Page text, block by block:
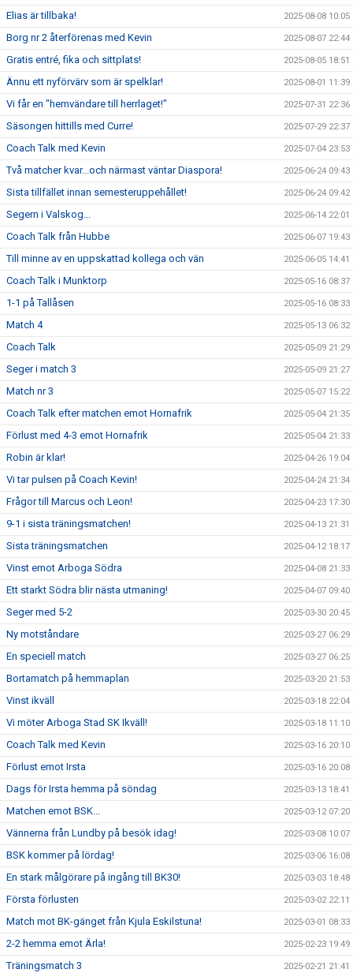
Elias är tillbaka! 2025-08-08 10:05
Borg nr 2 återförenas med Kevin 2025-08-07 22:44
Gratis entré, fika och sittplats! 2025-08-05 18:51
Ännu ett nyförvärv som är spelklar! 2025-08-01 11:39
Vi får en "hemvändare till herrlaget!" 2025-07-31 22:36
Säsongen hittills med Curre! 2025-07-29 22:37
Coach Talk med Kevin 2025-07-04 23:53
Två matcher kvar...och närmast väntar Diaspora! 2025-06-24 09:43
Sista tillfället innan semesteruppehållet! 2025-06-24 09:42
Segern i Valskog... 2025-06-14 22:01
Coach Talk från Hubbe 2025-06-07 19:43
Till minne av en uppskattad kollega och vän 2025-06-05 14:41
Coach Talk i Munktorp 2025-05-16 08:37
1-1 på Tallåsen 2025-05-16 08:33
Match 4 2025-05-13 06:32
Coach Talk 2025-05-09 21:29
Seger i match 3 2025-05-09 21:27
Match nr 3 2025-05-07 15:22
Coach Talk efter matchen emot Hornafrik 2025-05-04 21:35
Förlust med 4-3 emot Hornafrik 2025-05-04 21:33
Robin är klar! 2025-04-26 19:04
Vi tar pulsen på Coach Kevin! 2025-04-24 21:34
Frågor till Marcus och Leon! 2025-04-23 17:30
9-1 i sista träningsmatchen! 2025-04-13 21:31
Sista träningsmatchen 2025-04-12 18:17
Vinst emot Arboga Södra 2025-04-08 21:33
Ett starkt Södra blir nästa utmaning! 2025-04-07 09:40
Seger med 5-2 2025-03-30 20:45
Ny motståndare 2025-03-27 06:29
En speciell match 2025-03-27 06:25
Bortamatch på hemmaplan 2025-03-20 21:53
Vinst ikväll 2025-03-18 22:04
Vi möter Arboga Stad SK Ikväll! 2025-03-18 11:10
Coach Talk med Kevin 2025-03-16 20:10
Förlust emot Irsta 2025-03-16 20:08
Dags för Irsta hemma på söndag 2025-03-13 18:41
Matchen emot BSK... 2025-03-12 07:20
Vännerna från Lundby på besök idag! 2025-03-08 10:07
BSK kommer på lördag! 2025-03-06 16:08
En stark målgörare på ingång till BK30! 2025-03-03 18:48
Första förlusten 2025-03-02 22:11
Match mot BK-gänget från Kjula Eskilstuna! 2025-03-01 08:33
2-2 hemma emot Ärla! 2025-02-23 19:49
Träningsmatch 3 2025-02-21 21:41